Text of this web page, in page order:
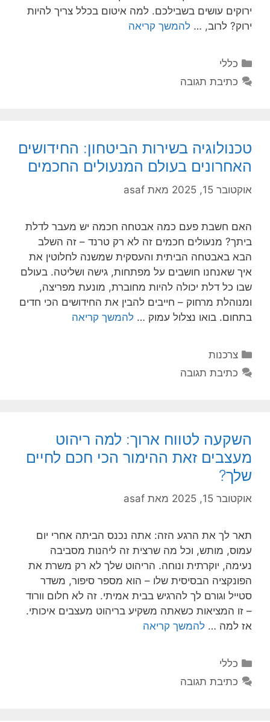
ירוקים עושים בשבילכם. למה איטום בכלל צריך להיות
ירוק? לרוב, … להמשך קריאה
קטגוריות
כללי
כתיבת תגובה
טכנולוגיה בשירות הביטחון: החידושים
האחרונים בעולם המנעולים החכמים
אוקטובר 15, 2025 מאת asaf
האם חשבת פעם כמה אבטחה חכמה יש מעבר לדלת
ביתך? מנעולים חכמים זה לא רק טרנד – זה השלב
הבא באבטחה הביתית והעסקית שמשנה לחלוטין את
איך שאנחנו חושבים על מפתחות, גישה ושליטה. בעולם
שבו כל דלת יכולה להיות מחוברת, מונעת מפריצה,
ומנוהלת מרחוק – חייבים להבין את החידושים הכי חדים
בתחום. בואו נצלול עמוק … להמשך קריאה
קטגוריות
צרכנות
כתיבת תגובה
השקעה לטווח ארוך: למה ריהוט
מעצבים זאת ההימור הכי חכם לחיים
שלך?
אוקטובר 15, 2025 מאת asaf
תאר לך את הרגע הזה: אתה נכנס הביתה אחרי יום
עמוס, מותש, וכל מה שרצית זה ליהנות מסביבה
נעימה, יוקרתית ונוחה. הריהוט שלך לא רק משרת את
הפונקציה הבסיסית שלו – הוא מספר סיפור, משדר
סטייל וגורם לך להרגיש בבית אמיתי. זה לא חלום וורוד
– זו המציאות כשאתה משקיע בריהוט מעצבים איכותי.
אז למה … להמשך קריאה
קטגוריות
כללי
כתיבת תגובה